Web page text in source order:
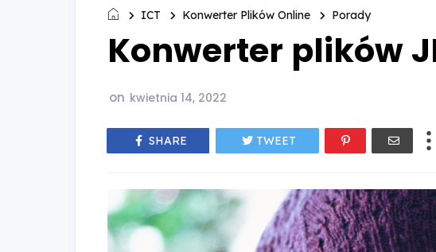
ICT Konwerter Plików Online Porady
Konwerter plików
on kwietnia 14, 2022
SHARE TWEET